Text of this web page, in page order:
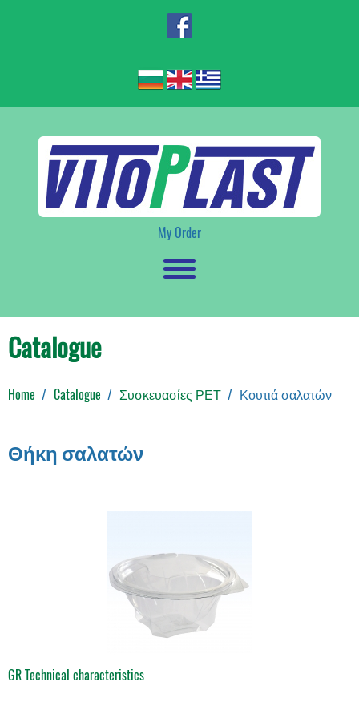
My Order
Catalogue
Home Catalogue Συσκευασίες ΡΕΤ Κουτιά σαλατών
Θήκη σαλατών
GR Technical characteristics